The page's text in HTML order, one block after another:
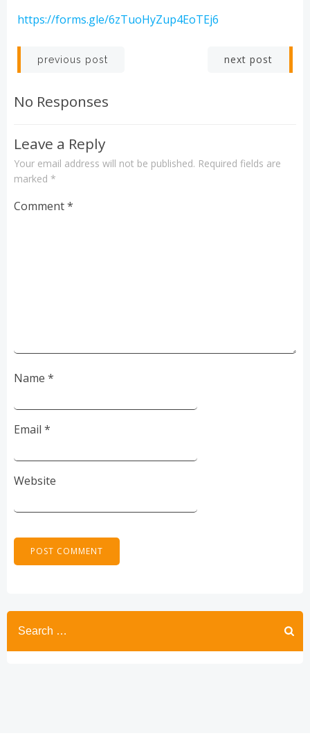
https://forms.gle/6zTuoHyZup4EoTEj6
Post
navigation
previous post next post
No Responses
Leave a Reply
Your email address will not be published. Required fields are
marked *
Comment*
Name *
Email *
Website